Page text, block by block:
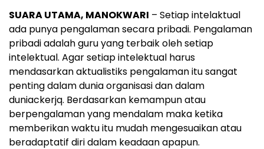
SUARA UTAMA, MANOKWARI – Setiap intelaktual
ada punya pengalaman secara pribadi. Pengalaman
pribadi adalah guru yang terbaik oleh setiap
intelektual. Agar setiap intelektual harus
mendasarkan aktualistiks pengalaman itu sangat
penting dalam dunia organisasi dan dalam
duniackerjq. Berdasarkan kemampun atau
berpengalaman yang mendalam maka ketika
memberikan waktu itu mudah mengesuaikan atau
beradaptatif diri dalam keadaan apapun.